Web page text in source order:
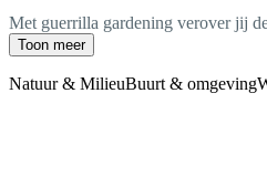
Met guerrilla gardening verover jij
Toon meer
Natuur & MilieuBuurt & omgeving